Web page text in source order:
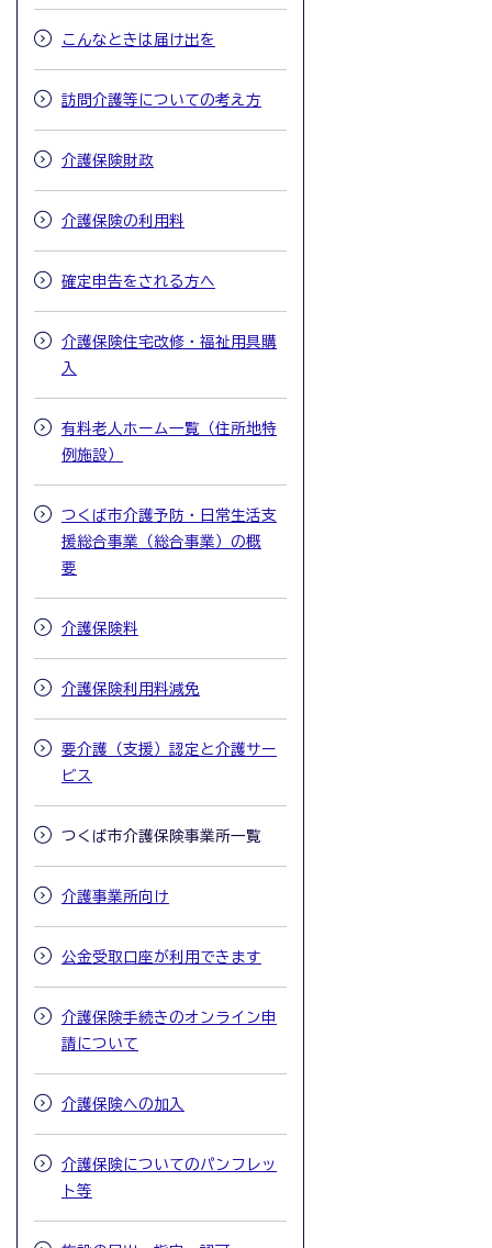
こんなときは届け出を
訪問介護等についての考え方
介護保険財政
介護保険の利用料
確定申告をされる方へ
介護保険住宅改修・福祉用具購
入
有料老人ホーム一覧（住所地特
例施設）
つくば市介護予防・日常生活支
援総合事業（総合事業）の概
要
介護保険料
介護保険利用料減免
要介護（支援）認定と介護サー
ビス
つくば市介護保険事業所一覧
介護事業所向け
公金受取口座が利用できます
介護保険手続きのオンライン申
請について
介護保険への加入
介護保険についてのパンフレッ
ト等